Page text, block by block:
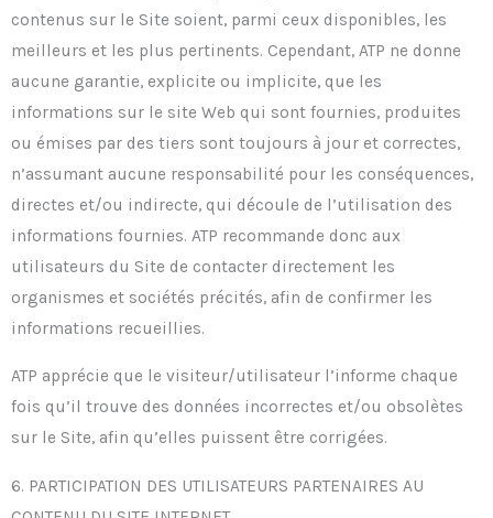
contenus sur le Site soient, parmi ceux disponibles, les
meilleurs et les plus pertinents. Cependant, ATP ne donne
aucune garantie, explicite ou implicite, que les
informations sur le site Web qui sont fournies, produites
ou émises par des tiers sont toujours à jour et correctes,
n’assumant aucune responsabilité pour les conséquences,
directes et/ou indirecte, qui découle de l’utilisation des
informations fournies. ATP recommande donc aux
utilisateurs du Site de contacter directement les
organismes et sociétés précités, afin de confirmer les
informations recueillies.
ATP apprécie que le visiteur/utilisateur l’informe chaque
fois qu’il trouve des données incorrectes et/ou obsolètes
sur le Site, afin qu’elles puissent être corrigées.
6. PARTICIPATION DES UTILISATEURS PARTENAIRES AU